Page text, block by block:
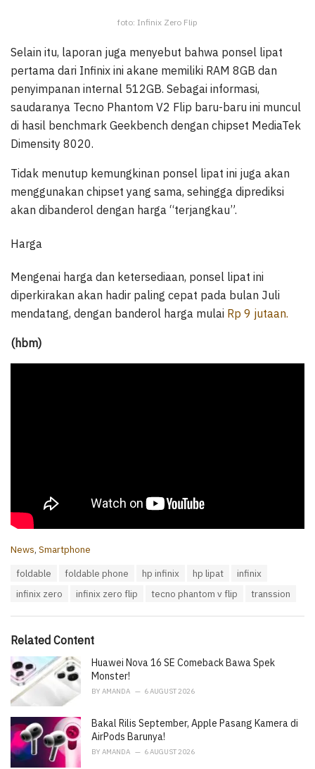
foto: Infinix Zero Flip
Selain itu, laporan juga menyebut bahwa ponsel lipat
pertama dari Infinix ini akane memiliki RAM 8GB dan
penyimpanan internal 512GB. Sebagai informasi,
saudaranya Tecno Phantom V2 Flip baru-baru ini muncul
di hasil benchmark Geekbench dengan chipset MediaTek
Dimensity 8020.
Tidak menutup kemungkinan ponsel lipat ini juga akan
menggunakan chipset yang sama, sehingga diprediksi
akan dibanderol dengan harga “terjangkau”.
Harga
Mengenai harga dan ketersediaan, ponsel lipat ini
diperkirakan akan hadir paling cepat pada bulan Juli
mendatang, dengan banderol harga mulai Rp 9 jutaan.
(hbm)
C
i
s
:
News, Smartphone
foldable foldable phone hp infinix hp lipat
infinix
infinix zero
infinix zero flip tecno phantom v flip transsion
Related Content
Huawei Nova 16 SE Comeback Bawa Spek
Monster!
BY AMANDA 6 AUGUST 2026
Bakal Rilis September, Apple Pasang Kamera di
AirPods Barunya!
BY AMANDA 6 AUGUST 2026